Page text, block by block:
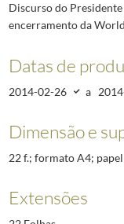
Discurso do
encerramento da
Datas de
2014-02-26 a
Dimensão e
22 f.; formato A4; papel
Extensões